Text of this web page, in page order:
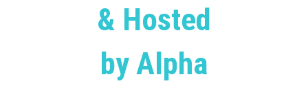
& Hosted
by Alpha